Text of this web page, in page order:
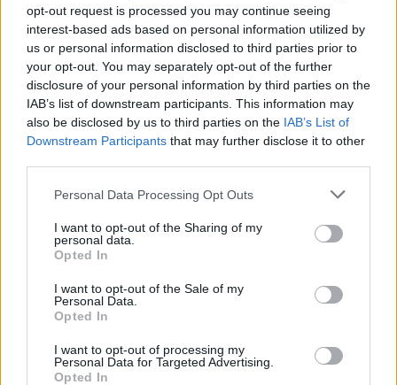
opt-out request is processed you may continue seeing
interest-based ads based on personal information utilized by
us or personal information disclosed to third parties prior to
your opt-out. You may separately opt-out of the further
disclosure of your personal information by third parties on the
IAB’s list of downstream participants. This information may
also be disclosed by us to third parties on the IAB’s List of
Downstream Participants that may further disclose it to other
Personal Data Processing Opt Outs
I want to opt-out of the Sharing of my
personal data.
Opted In
I want to opt-out of the Sale of my
Personal Data.
Opted In
I want to opt-out of processing my
Personal Data for Targeted Advertising.
Opted In
RÓLUNK
Sztorink
Blog
Színek
Használat-kezelés
Letölthető
Adatvédelem